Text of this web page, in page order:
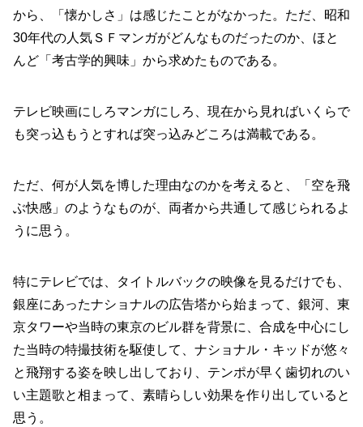
から、「懐かしさ」は感じたことがなかった。ただ、昭和
30年代の人気ＳＦマンガがどんなものだったのか、ほと
んど「考古学的興味」から求めたものである。
テレビ映画にしろマンガにしろ、現在から見ればいくらで
も突っ込もうとすれば突っ込みどころは満載である。
ただ、何が人気を博した理由なのかを考えると、「空を飛
ぶ快感」のようなものが、両者から共通して感じられるよ
うに思う。
特にテレビでは、タイトルバックの映像を見るだけでも、
銀座にあったナショナルの広告塔から始まって、銀河、東
京タワーや当時の東京のビル群を背景に、合成を中心にし
た当時の特撮技術を駆使して、ナショナル・キッドが悠々
と飛翔する姿を映し出しており、テンポが早く歯切れのい
い主題歌と相まって、素晴らしい効果を作り出していると
思う。